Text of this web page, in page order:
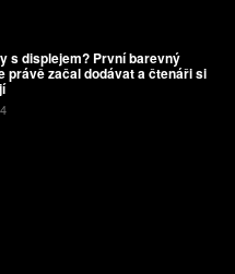
s displejem? První barevný
právě začal dodávat a čtenáři si